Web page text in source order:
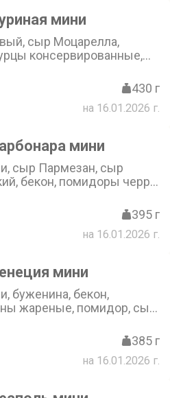
мини
сыр Моцарелла,
консервированные,
430 г
на 16.01.2026 г.
мини
сыр Пармезан, сыр
бекон, помидоры черри,
395 г
на 16.01.2026 г.
мини
буженина, бекон,
жареные, помидор, сыр
см)
385 г
на 16.01.2026 г.